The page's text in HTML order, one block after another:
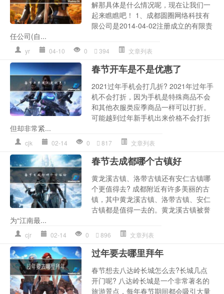
解那具体是什么情况呢，现在让我们一
起来瞧瞧吧！ 1、成都圆圈网络科技有
限公司是2014-04-02注册成立的有限责
任公司(自...
yr 04-10 0 394 文章列表
春节开车是不是优惠了
2021过年手机会打几折? 2021年过年手
机不会打折，因为手机是特殊商品不会
和其他衣服类应季商品一样可以打折。
可能越到过年新手机出来价格不会打折
但却非常紧...
cjk 02-14 0 817 文章列表
春节去成都哪个古镇好
黄龙溪古镇、洛带古镇还有安仁古镇哪
个更值得去? 成都附近有许多美丽的古
镇，其中黄龙溪古镇、洛带古镇、安仁
古镇都是值得一去的。黄龙溪古镇被誉
为“江南最...
cjr 02-14 0 896 文章列表
过年要去哪里拜年
春节想去八达岭长城怎么去?长城几点
开门呢? 八达岭长城是一个非常著名的
旅游景点，每年春节期间都会吸引大量